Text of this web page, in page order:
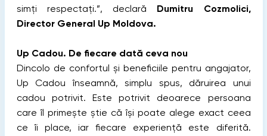
simți respectați.”, declară Dumitru Cozmolici,
Director General Up Moldova.
Up Cadou. De fiecare dată ceva nou
Dincolo de confortul și beneficiile pentru angajator,
Up Cadou înseamnă, simplu spus, dăruirea unui
cadou potrivit. Este potrivit deoarece persoana
care îl primește știe că își poate alege exact ceea
ce îi place, iar fiecare experiență este diferită.